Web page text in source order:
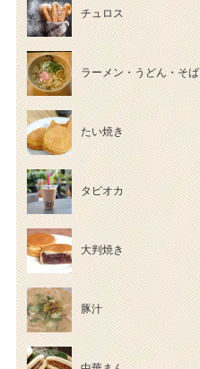
チュロス
ラーメン・うどん・そば
たい焼き
タピオカ
大判焼き
豚汁